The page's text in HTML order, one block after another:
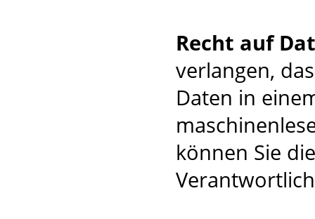
Recht auf
verlangen,
Daten in
können Sie